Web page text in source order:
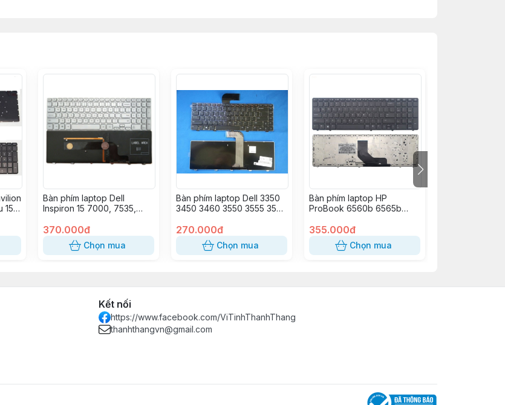
15-
Bàn phím laptop Dell
Inspiron 15 7000, 7535,
370.000đ
Chọn mua
Bàn phím laptop Dell 3350
3450 3460 3550 3555 3560
2420 13Z N311Z 14Z N411z
M411R V131 N4110 N4120
N4050 M4040 M5040
270.000đ
Chọn mua
Bàn phím laptop HP
ProBook 6560b 6565b
8560p 8570p
355.000đ
Chọn mua
Kết nối
https://www.facebook.com/ViTinhThanhThang
thanhthangvn@gmail.com